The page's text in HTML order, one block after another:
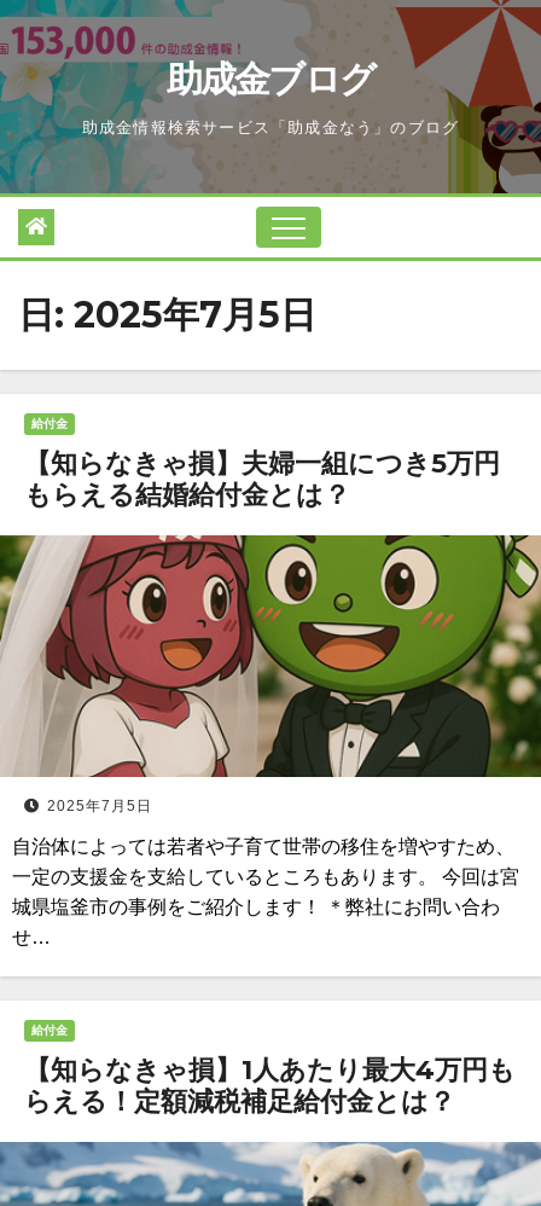
Skip
to
content
助成金ブログ
助成金情報検索サービス「助成金なう」のブログ
日: 2025年7月5日
給付金
【知らなきゃ損】夫婦一組につき5万円
もらえる結婚給付金とは？
2025年7月5日
自治体によっては若者や子育て世帯の移住を増やすため、
一定の支援金を支給しているところもあります。 今回は宮
城県塩釜市の事例をご紹介します！ ＊弊社にお問い合わ
せ…
給付金
【知らなきゃ損】1人あたり最大4万円も
らえる！定額減税補足給付金とは？